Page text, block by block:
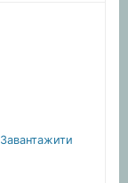
Завантажити